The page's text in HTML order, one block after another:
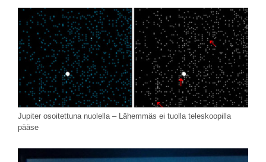
Jupiter osoitettuna nuolella – Lähemmäs ei tuolla teleskoopilla
pääse